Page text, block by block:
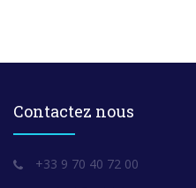
Contactez nous
+33 9 70 40 72 00